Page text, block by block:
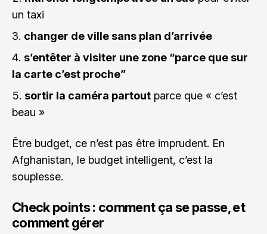
un taxi
changer de ville sans plan d’arrivée
s’entêter à visiter une zone “parce que sur
la carte c’est proche”
sortir la caméra partout parce que « c’est
beau »
Être budget, ce n’est pas être imprudent. En
Afghanistan, le budget intelligent, c’est la
souplesse.
Check points : comment ça se passe, et
comment gérer